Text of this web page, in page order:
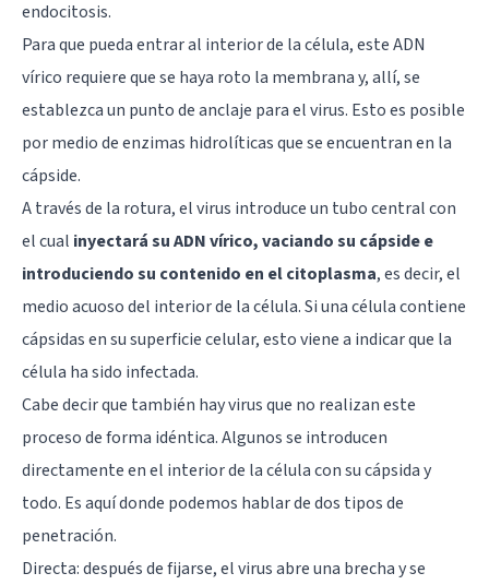
endocitosis.
Para que pueda entrar al interior de la célula, este ADN
vírico requiere que se haya roto la membrana y, allí, se
establezca un punto de anclaje para el virus. Esto es posible
por medio de enzimas hidrolíticas que se encuentran en la
cápside.
A través de la rotura, el virus introduce un tubo central con
el cual inyectará su ADN vírico, vaciando su cápside e
introduciendo su contenido en el citoplasma, es decir, el
medio acuoso del interior de la célula. Si una célula contiene
cápsidas en su superficie celular, esto viene a indicar que la
célula ha sido infectada.
Cabe decir que también hay virus que no realizan este
proceso de forma idéntica. Algunos se introducen
directamente en el interior de la célula con su cápsida y
todo. Es aquí donde podemos hablar de dos tipos de
penetración.
Directa: después de fijarse, el virus abre una brecha y se